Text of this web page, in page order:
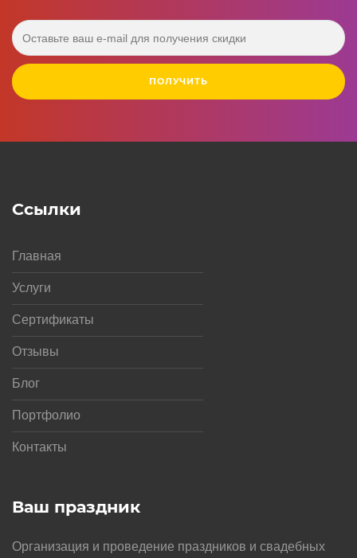
ПОЛУЧИТЬ
Ваш праздник
Организация и проведение праздников и свадебных
Ссылки
Главная
Услуги
Сертификаты
Отзывы
Блог
Портфолио
Контакты